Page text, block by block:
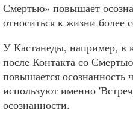
Смертью» повышает
относиться к жизни более
У Кастанеды, например, в
после Контакта со
повышается осознанность
используют именно
осознанности.